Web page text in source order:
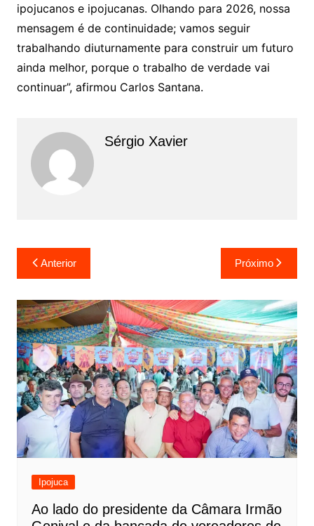
ipojucanos e ipojucanas. Olhando para 2026, nossa
mensagem é de continuidade; vamos seguir
trabalhando diuturnamente para construir um futuro
ainda melhor, porque o trabalho de verdade vai
continuar”, afirmou Carlos Santana.
Sérgio Xavier
Anterior Próximo
Ipojuca
Ao lado do presidente da Câmara Irmão